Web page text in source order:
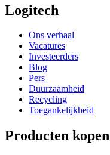
Logitech
Ons verhaal
Vacatures
Investeerders
Blog
Pers
Duurzaamheid
Recycling
Toegankelijkheid
Producten kopen